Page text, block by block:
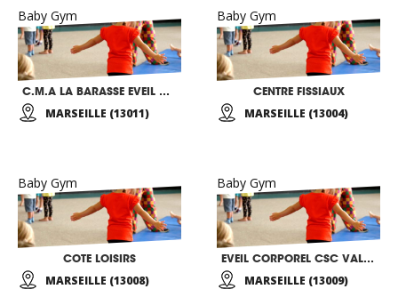
Baby Gym
C.M.A LA BARASSE EVEIL CORPOREL
MARSEILLE (13011)
Baby Gym
CENTRE FISSIAUX
MARSEILLE (13004)
Baby Gym
COTE LOISIRS
MARSEILLE (13008)
Baby Gym
EVEIL CORPOREL CSC VALMANTE
MARSEILLE (13009)